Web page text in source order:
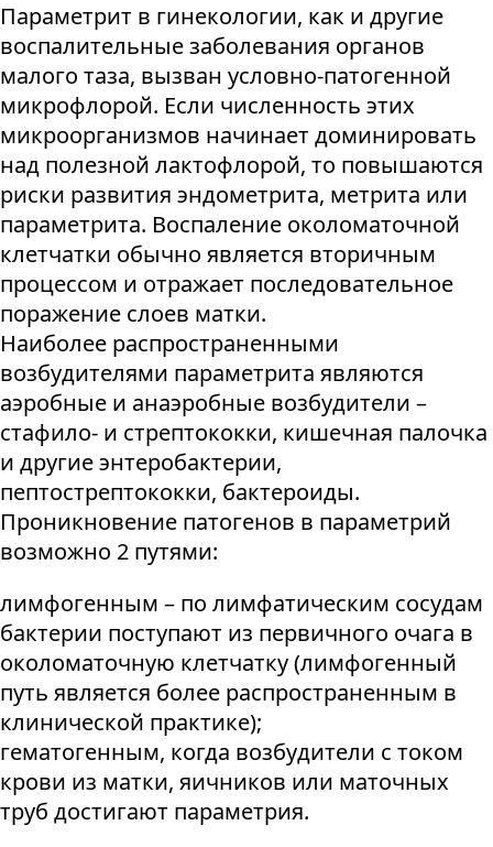
Параметрит в гинекологии, как и другие
воспалительные заболевания органов
малого таза, вызван условно-патогенной
микрофлорой. Если численность этих
микроорганизмов начинает доминировать
над полезной лактофлорой, то повышаются
риски развития эндометрита, метрита или
параметрита. Воспаление околоматочной
клетчатки обычно является вторичным
процессом и отражает последовательное
поражение слоев матки.
Наиболее распространенными
возбудителями параметрита являются
аэробные и анаэробные возбудители –
стафило- и стрептококки, кишечная палочка
и другие энтеробактерии,
пептострептококки, бактероиды.
Проникновение патогенов в параметрий
возможно 2 путями:
лимфогенным – по лимфатическим сосудам
бактерии поступают из первичного очага в
околоматочную клетчатку (лимфогенный
путь является более распространенным в
клинической практике);
гематогенным, когда возбудители с током
крови из матки, яичников или маточных
труб достигают параметрия.